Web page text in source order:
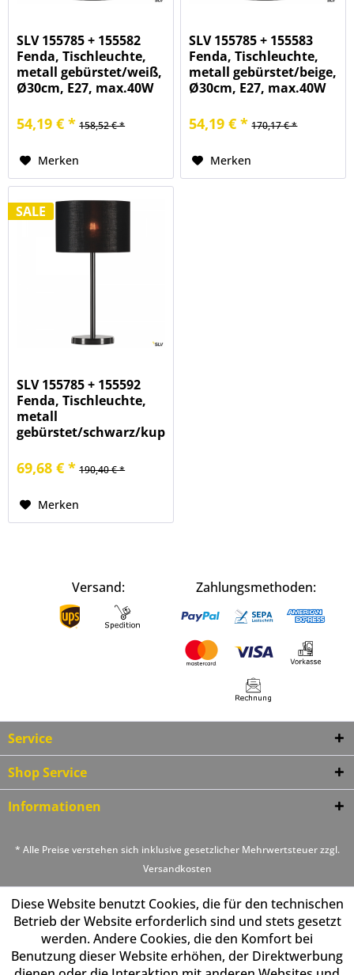
SLV 155785 + 155582
Fenda, Tischleuchte,
metall gebürstet/weiß,
Ø30cm, E27, max.40W
54,19 € * 158,52 € *
Merken
SLV 155785 + 155583
Fenda, Tischleuchte,
metall gebürstet/beige,
Ø30cm, E27, max.40W
54,19 € * 170,17 € *
Merken
SALE
SLV 155785 + 155592
Fenda, Tischleuchte,
metall
gebürstet/schwarz/kupfer,
69,68 € * 190,40 € *
Merken
Versand: Zahlungsmethoden:
Service
Shop Service
Informationen
* Alle Preise verstehen sich inklusive gesetzlicher Mehrwertsteuer zzgl.
Versandkosten
Diese Website benutzt Cookies, die für den technischen
Betrieb der Website erforderlich sind und stets gesetzt
werden. Andere Cookies, die den Komfort bei
Benutzung dieser Website erhöhen, der Direktwerbung